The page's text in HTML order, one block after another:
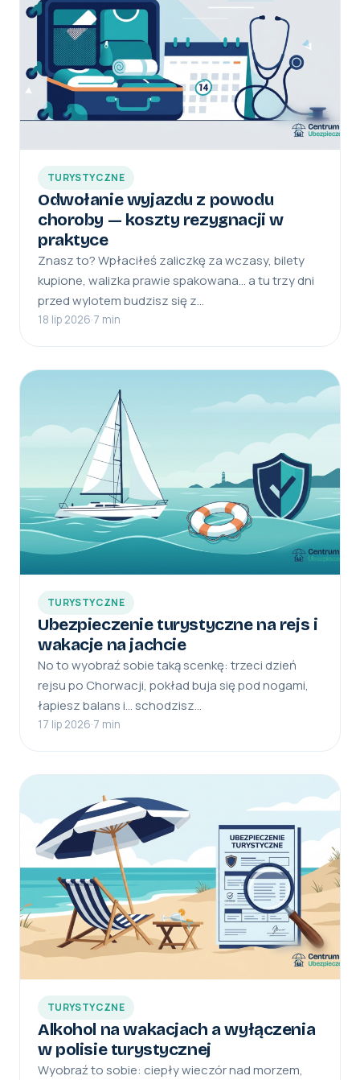
TURYSTYCZNE
Odwołanie wyjazdu z powodu
choroby — koszty rezygnacji w
praktyce
Znasz to? Wpłaciłeś zaliczkę za wczasy, bilety
kupione, walizka prawie spakowana… a tu trzy dni
przed wylotem budzisz się z…
18 lip 2026·7 min
TURYSTYCZNE
Ubezpieczenie turystyczne na rejs i
wakacje na jachcie
No to wyobraź sobie taką scenkę: trzeci dzień
rejsu po Chorwacji, pokład buja się pod nogami,
łapiesz balans i… schodzisz…
17 lip 2026·7 min
TURYSTYCZNE
Alkohol na wakacjach a wyłączenia
w polisie turystycznej
Wyobraź to sobie: ciepły wieczór nad morzem,